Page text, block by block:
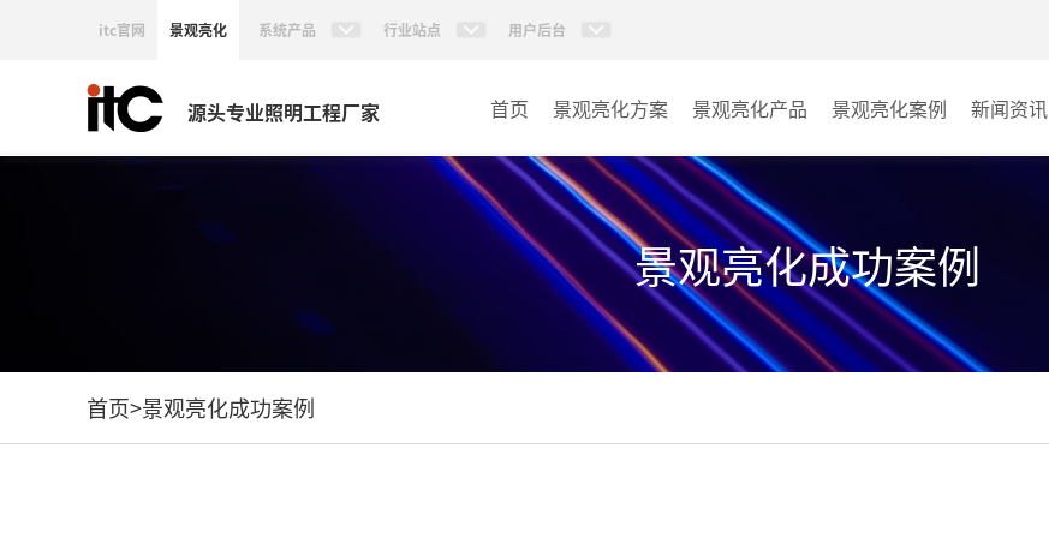
itc官网 景观亮化 系统产品 行业站点 用户后台
源头专业照明工程厂家 首页 景观亮化方案 景观亮化产品
AI智慧文旅灯光系统
AI智慧照明控制系统
投光灯
洗墙灯
景观亮化案例
文旅照明
其它
新闻资讯
景观亮化成功案例
首页>景观亮化成功案例